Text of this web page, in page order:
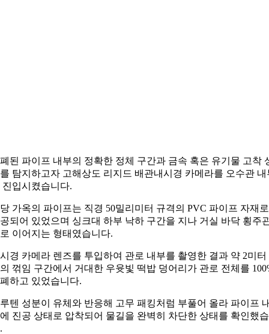
된 파이프 내부의 정확한 정체 구간과 금속 혹은 유기물 고착
탐지하고자 고해상도 리지드 배관내시경 카메라를 오수관 내
진입시켰습니다.
가옥의 파이프는 직경 50밀리미터 규격의 PVC 파이프 자재로
되어 있었으며 싱크대 하부 낙하 구간을 지나 거실 바닥 횡주
이어지는 형태였습니다.
경 카메라 렌즈를 투입하여 관로 내부를 촬영한 결과 약 2미터
꺾임 구간에서 거대한 우윳빛 떡밥 덩어리가 관로 전체를
하고 있었습니다.
텐 성분이 유체와 반응해 고무 패킹처럼 부풀어 올라 파이프
진공 상태로 압착되어 물길을 완벽히 차단한 상태를 확인했